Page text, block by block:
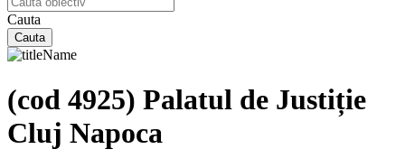
Cauta
(cod 4925) Palatul de Justiție
Cluj Napoca